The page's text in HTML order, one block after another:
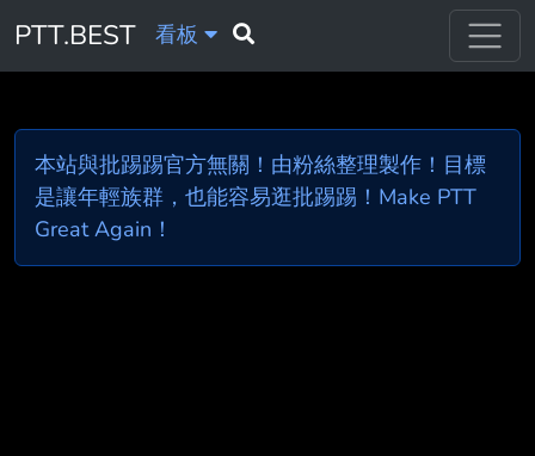
PTT.BEST 看板
本站與批踢踢官方無關！由粉絲整理製作！目標
是讓年輕族群，也能容易逛批踢踢！Make PTT
Great Again！